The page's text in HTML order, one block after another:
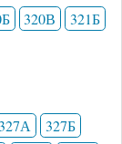
320В
321Б
327Б